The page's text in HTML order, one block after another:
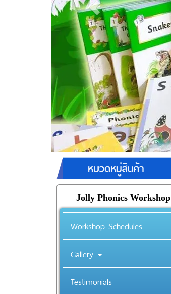
Jolly Phonics Workshop
Workshop Schedules
Gallery
Testimonials